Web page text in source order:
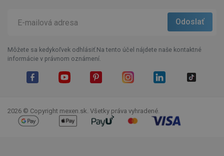
Môžete sa kedykoľvek odhlásiť.Na tento účel nájdete naše kontaktné
informácie v právnom oznámení.
2026 © Copyright mexen.sk. Všetky práva vyhradené.